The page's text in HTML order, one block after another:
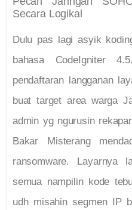
Secara Logikal
Dulu pas lagi asyik
bahasa CodeIgniter
pendaftaran langganan
buat target area warga
admin yg ngurusin
Bakar Misterang
ransomware. Layarnya
semua nampilin kode
udh misahin segmen IP